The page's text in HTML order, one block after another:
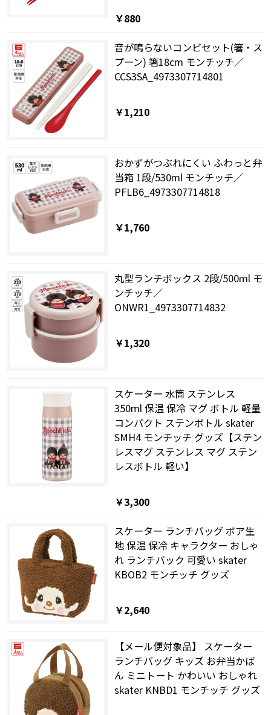
￥880
音が鳴らないコンビセット(箸・ス
プーン) 箸18cm モンチッチ／
CCS3SA_4973307714801
￥1,210
おかずがつぶれにくい ふわっと弁
当箱 1段/530ml モンチッチ／
PFLB6_4973307714818
￥1,760
丸型ランチボックス 2段/500ml モ
ンチッチ／
ONWR1_4973307714832
￥1,320
スケーター 水筒 ステンレス
350ml 保温 保冷 マグ ボトル 軽量
コンパクト ステンボトル skater
SMH4 モンチッチ グッズ【ステン
レスマグ ステンレス マグ ステン
レスボトル 軽い】
￥3,300
スケーター ランチバッグ ボア生
地 保温 保冷 キャラクター おしゃ
れ ランチバック 可愛い skater
KBOB2 モンチッチ グッズ
￥2,640
【メール便対象品】 スケーター
ランチバッグ キッズ お弁当かば
ん ミニトート かわいい おしゃれ
skater KNBD1 モンチッチ グッズ